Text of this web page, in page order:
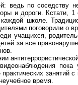
ведь по соседству
и дороги. Кстати,
каждой школе.
поговорили о
учащихся,
за все
.
занятий
время.